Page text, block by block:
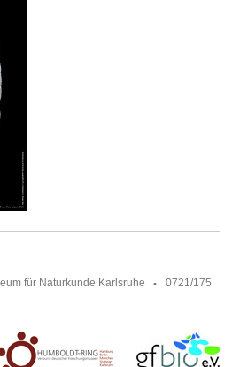
für Naturkunde Karlsruhe
0721/175